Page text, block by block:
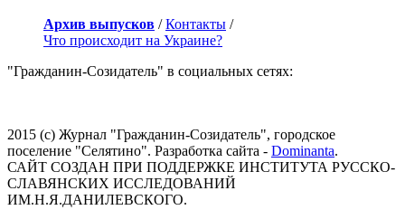
Навальный Алексей
Назарбаев Нурсултан
Нарочницкая Наталья
Николич Томислав
Новак Александр
Нуланд Виктория
Обама Барак
Олланд Франсуа
Архив выпусков /Контакты /
Что происходит на Украине?
"Гражданин-Созидатель" в социальных сетях:
2015 (с) Журнал "Гражданин-Созидатель", городское
поселение "Селятино". Разработка сайта - Dominanta.
САЙТ СОЗДАН ПРИ ПОДДЕРЖКЕ ИНСТИТУТА РУССКО-
СЛАВЯНСКИХ ИССЛЕДОВАНИЙ
ИМ.Н.Я.ДАНИЛЕВСКОГО.